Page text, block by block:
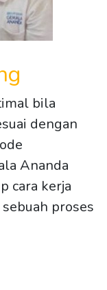
bila
dengan
Ananda
cara kerja
proses